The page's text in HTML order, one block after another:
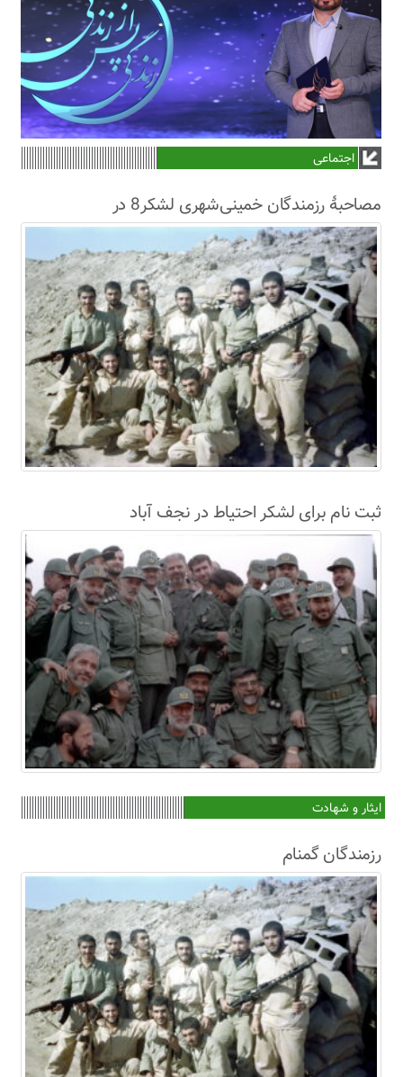
اجتماعی
مصاحبۀ رزمندگان خمینی‌شهری لشکر8 در
سال63+فیلم
ثبت نام برای لشکر احتیاط در نجف آباد
ایثار و شهادت
رزمندگان گمنام